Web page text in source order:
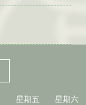
星期五 星期六